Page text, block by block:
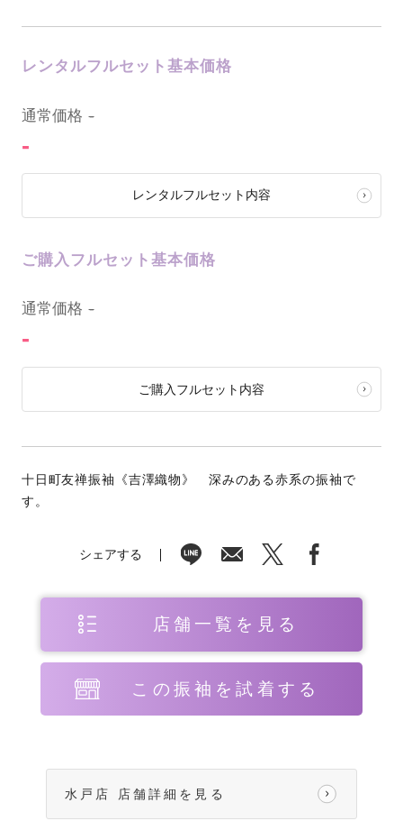
レンタルフルセット基本価格
通常価格 -
-
レンタルフルセット内容
ご購入フルセット基本価格
通常価格 -
-
ご購入フルセット内容
十日町友禅振袖《吉澤織物》 深みのある赤系の振袖で
す。
シェアする
店舗一覧を見る
この振袖を試着する
水戸店 店舗詳細を見る